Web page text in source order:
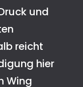
und
reicht
hier
Wing